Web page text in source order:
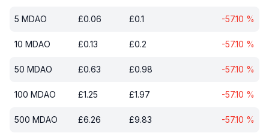
5 MDAO £0.06 £0.1 -57.10 %
10 MDAO £0.13 £0.2 -57.10 %
50 MDAO £0.63 £0.98 -57.10 %
100 MDAO £1.25 £1.97 -57.10 %
500 MDAO £6.26 £9.83 -57.10 %